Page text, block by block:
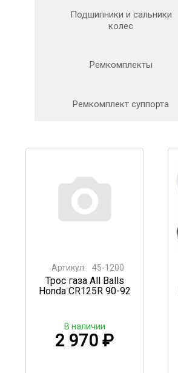
Подшипники и сальники
колес
Ремкомплекты
Ремкомплект суппорта
Артикул: 45-1200
Трос газа All Balls
Honda CR125R 90-92
2 970 ₽
В наличии